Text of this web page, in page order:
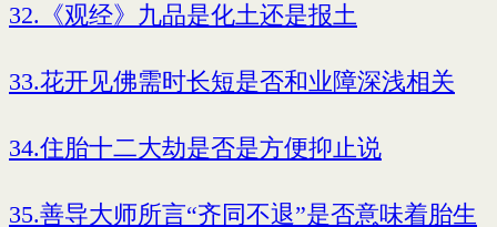
32.《观经》九品是化土还是报土
33.花开见佛需时长短是否和业障深浅相关
34.住胎十二大劫是否是方便抑止说
35.善导大师所言“齐同不退”是否意味着胎生